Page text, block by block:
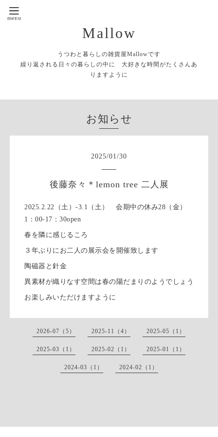
Mallow
うつわと暮らしの雑貨屋Mallowです
繰り返される日々の暮らしの中に 大好きな時間がたくさんあ
りますように
お知らせ
2025/01/30
後藤奈々＊lemon tree 二人展
2025.2.22（土）‐3.1（土） 会期中の休み28（金）
1：00-17：30open
春を隣に感じるころ
３年ぶりにお二人の展示会を開催致します
陶磁器と針金
異素材が織りなす空間は春の陽だまりのようでしょう
お楽しみいただけますように
2026-07（5） 2025-11（4） 2025-05（1）
2025-03（1） 2025-02（1） 2025-01（1）
2024-03（1） 2024-02（1）